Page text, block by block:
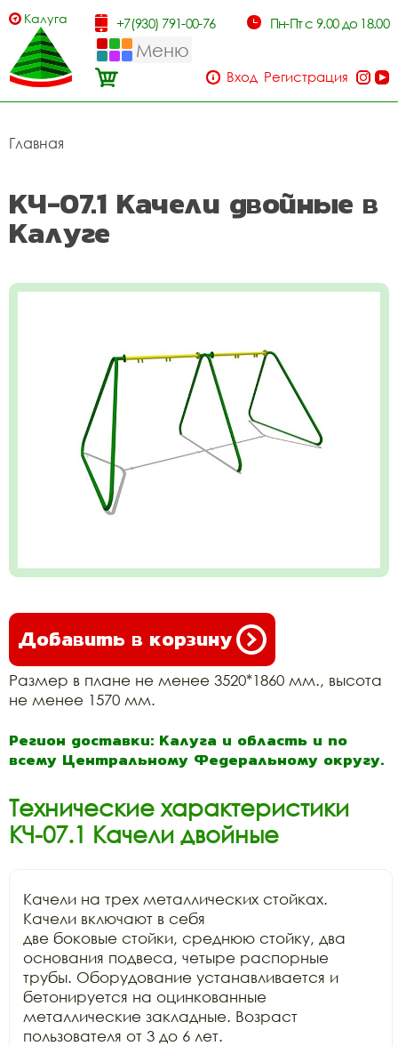
Калуга +7(930) 791-00-76 Пн-Пт с 9.00 до 18.00
Меню
Вход Регистрация
Главная
КЧ-07.1 Качели двойные в
Калуге
Добавить в корзину
Размер в плане не менее 3520*1860 мм., высота
не менее 1570 мм.
Регион доставки: Калуга и область и по
всему Центральному Федеральному округу.
Технические характеристики
КЧ-07.1 Качели двойные
Качели на трех металлических стойках.
Качели включают в себя
две боковые стойки, среднюю стойку, два
основания подвеса, четыре распорные
трубы. Оборудование устанавливается и
бетонируется на оцинкованные
металлические закладные. Возраст
пользователя от 3 до 6 лет.